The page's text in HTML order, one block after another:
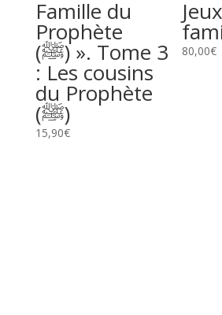
Famille du
Prophète
(ﷺ) ». Tome 3
: Les cousins
du Prophète
(ﷺ)
15,90€
80,00€